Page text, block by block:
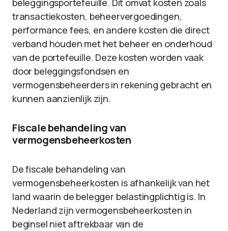
beleggingsportefeuille. Dit omvat kosten zoals
transactiekosten, beheervergoedingen,
performance fees, en andere kosten die direct
verband houden met het beheer en onderhoud
van de portefeuille. Deze kosten worden vaak
door beleggingsfondsen en
vermogensbeheerders in rekening gebracht en
kunnen aanzienlijk zijn.
Fiscale behandeling van
vermogensbeheerkosten
De fiscale behandeling van
vermogensbeheerkosten is afhankelijk van het
land waarin de belegger belastingplichtig is. In
Nederland zijn vermogensbeheerkosten in
beginsel niet aftrekbaar van de